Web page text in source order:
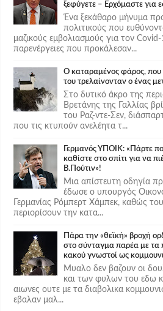
ξεφύγετε – Ερχόμαστε για
Ένα ξεκάθαρο μήνυμα
πολιτικούς που
μαζικούς εμβολιασμούς για τον Covid-
παρενέργειες που προκάλεσαν...
Ο καταραμένος φάρος, που
του τρελαίνονταν ο ένας
Στο δυτικό άκρο της
Βρετάνης της Γαλλίας
του Ραζ-ντε-Σεν,
που τις κτυπούν ανελέητα τ...
Γερμανός ΥΠΟΙΚ: «Πάρτε
καθίστε στο σπίτι για να
Β.Πούτιν»!
Μια απίστευτη οδηγία
έδωσε ο υπουργός
Γερμανίας Ρόμπερτ Χάμπεκ, καθώς
περιορίσουν την κατα...
Πάρα την «θεϊκή» βροχή
στο σύνταγμα παρέα με τα
κακού γνωστοί ως
Μυαλο δεν βαζουν οι
και των φυλων του εδω
αιωνες ουτε με τα διαβολικα
εβαλαν μαλ...